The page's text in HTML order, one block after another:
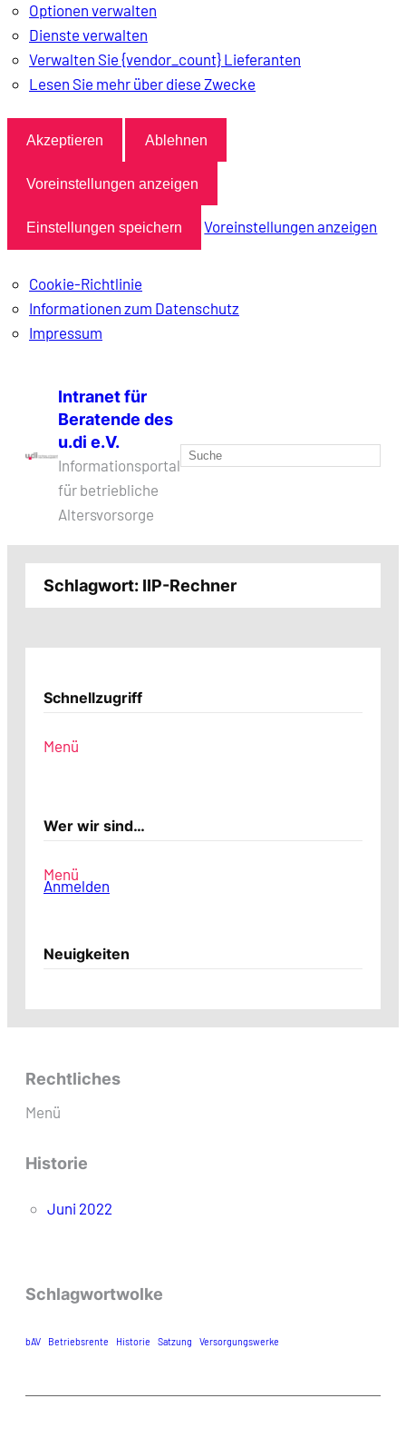
Optionen verwalten
Dienste verwalten
Verwalten Sie {vendor_count} Lieferanten
Lesen Sie mehr über diese Zwecke
Akzeptieren Ablehnen
Voreinstellungen anzeigen
Einstellungen speichern Voreinstellungen anzeigen
Cookie-Richtlinie
Informationen zum Datenschutz
Impressum
springen
Intranet für
Beratende des
u.di e.V.
Informationsportal
für betriebliche
Altersvorsorge
Suchen
Schlagwort: IIP-Rechner
Schnellzugriff
Menü
Wer wir sind…
Menü
Anmelden
Neuigkeiten
Rechtliches
Menü
Historie
Juni 2022
Schlagwortwolke
bAV Betriebsrente Historie Satzung Versorgungswerke